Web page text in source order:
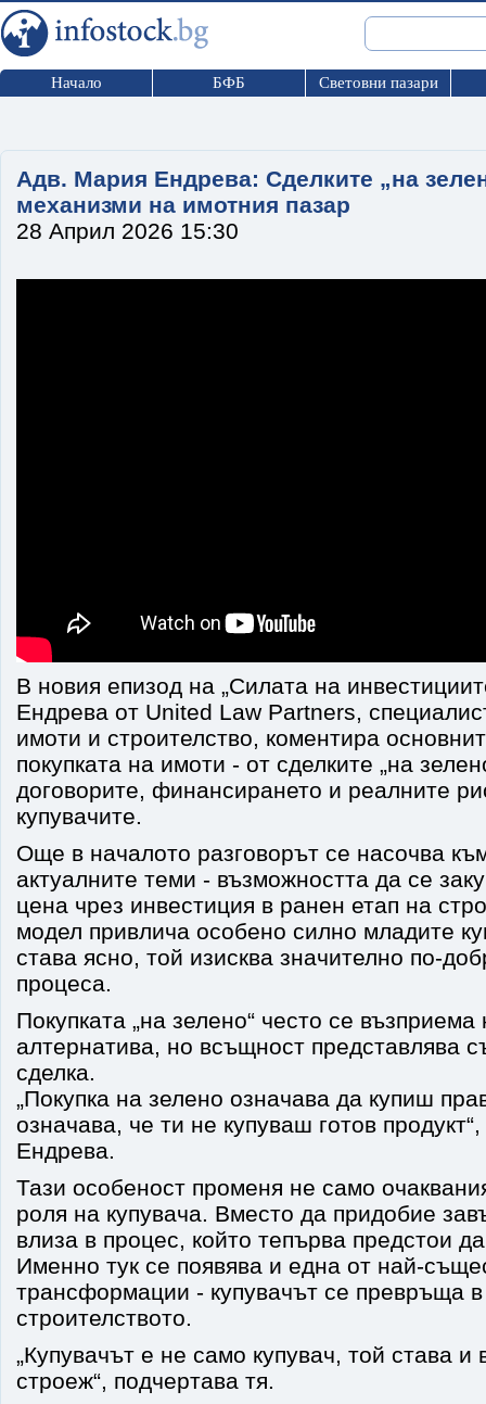
Начало БФБ Световни пазари
Адв. Мария Ендрева: Сделките „на
механизми на имотния пазар
28 Април 2026 15:30
В новия епизод на „Силата на
Ендрева от United Law Partners,
имоти и строителство, коментира
покупката на имоти - от сделките „на
договорите, финансирането и реалните
купувачите.
Още в началото разговорът се насочва
актуалните теми - възможността да се
цена чрез инвестиция в ранен етап на
модел привлича особено силно младите
става ясно, той изисква значително по-
процеса.
Покупката „на зелено“ често се възприема
алтернатива, но всъщност представлява
сделка.
„Покупка на зелено означава да купиш
означава, че ти не купуваш готов
Ендрева.
Тази особеност променя не само
роля на купувача. Вместо да придобие
влиза в процес, който тепърва предстои
Именно тук се появява и една от най-
трансформации - купувачът се превръща в
строителството.
„Купувачът е не само купувач, той става и
строеж“, подчертава тя.